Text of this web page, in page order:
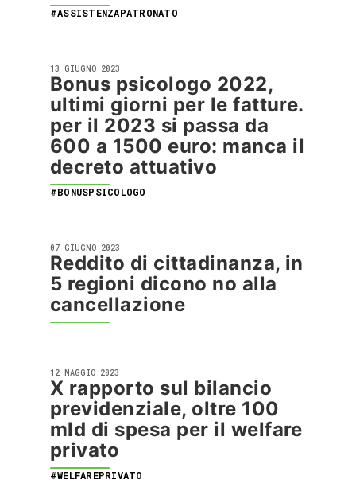
#ASSISTENZAPATRONATO
13 GIUGNO 2023
Bonus psicologo 2022,
ultimi giorni per le fatture.
per il 2023 si passa da
600 a 1500 euro: manca il
decreto attuativo
#BONUSPSICOLOGO
07 GIUGNO 2023
Reddito di cittadinanza, in
5 regioni dicono no alla
cancellazione
12 MAGGIO 2023
X rapporto sul bilancio
previdenziale, oltre 100
mld di spesa per il welfare
privato
#WELFAREPRIVATO